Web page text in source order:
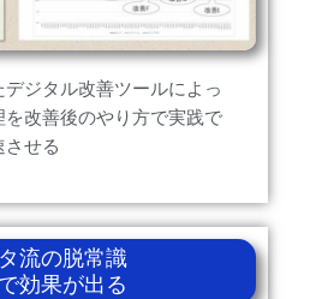
ジタル改善ツールによっ
改善後のやり方で実践で
させる
流の脱常識
効果が出る